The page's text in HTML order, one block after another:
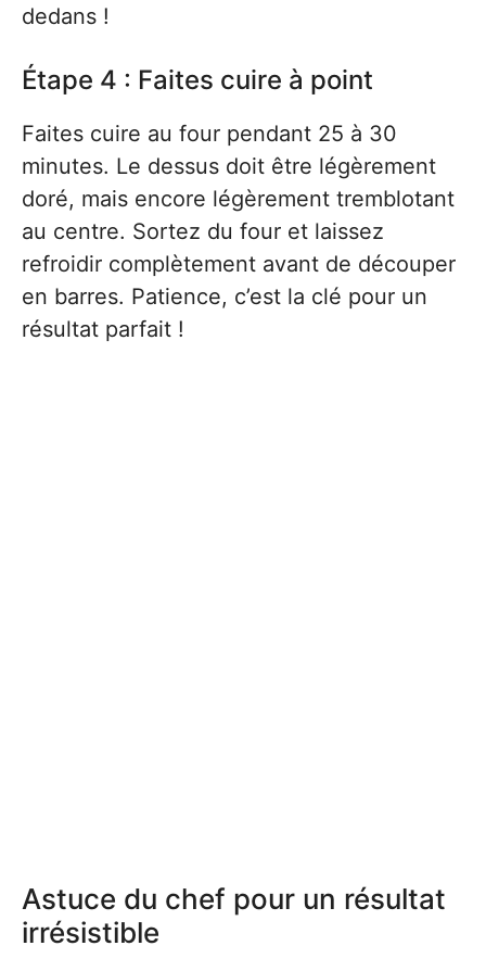
dedans !
Étape 4 : Faites cuire à point
Faites cuire au four pendant 25 à 30
minutes. Le dessus doit être légèrement
doré, mais encore légèrement tremblotant
au centre. Sortez du four et laissez
refroidir complètement avant de découper
en barres. Patience, c’est la clé pour un
résultat parfait !
Astuce du chef pour un résultat
irrésistible